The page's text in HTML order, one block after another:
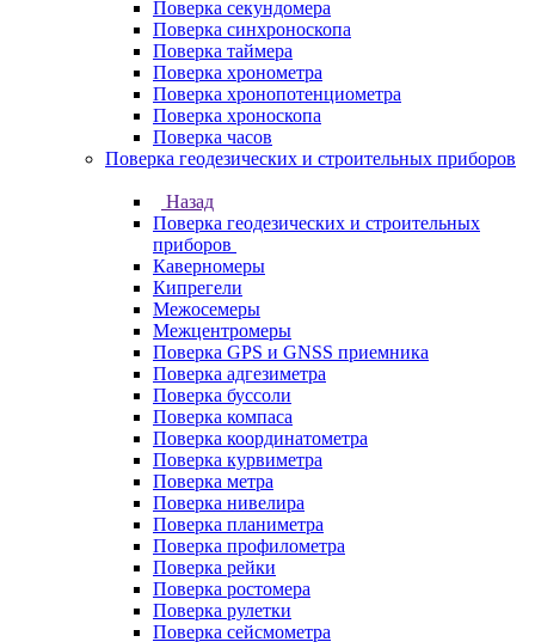
Поверка секундомера
Поверка синхроноскопа
Поверка таймера
Поверка хронометра
Поверка хронопотенциометра
Поверка хроноскопа
Поверка часов
Поверка геодезических и строительных приборов
Назад
Поверка геодезических и строительных
приборов
Каверномеры
Кипрегели
Межосемеры
Межцентромеры
Поверка GPS и GNSS приемника
Поверка адгезиметра
Поверка буссоли
Поверка компаса
Поверка координатометра
Поверка курвиметра
Поверка метра
Поверка нивелира
Поверка планиметра
Поверка профилометра
Поверка рейки
Поверка ростомера
Поверка рулетки
Поверка сейсмометра